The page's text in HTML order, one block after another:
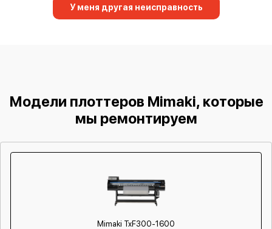
У меня другая неисправность
Модели плоттеров Mimaki, которые
мы ремонтируем
Mimaki TxF300-1600